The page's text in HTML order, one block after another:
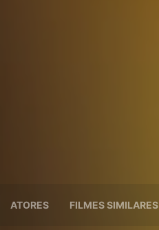
ATORES FILMES SIMILARES